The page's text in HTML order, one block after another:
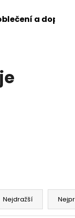
a doplňky
Nejdražší